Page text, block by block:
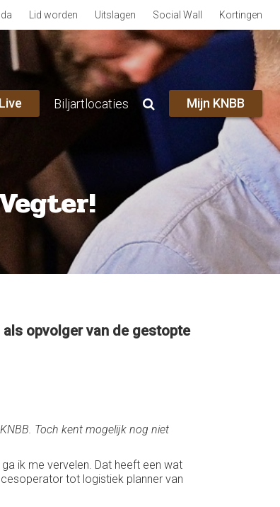
Lid worden Uitslagen Social Wall Kortingen
Live Biljartlocaties Mijn KNBB
als opvolger van de gestopte
Toch kent mogelijk nog niet
ik me vervelen. Dat heeft een wat
tot logistiek planner van